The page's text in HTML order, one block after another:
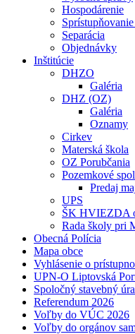
Hospodárenie
Separácia
Objednávky
Inštitúcie
DHZO
Galéria
DHZ (OZ)
Galéria
Oznamy
Cirkev
Materská škola
OZ Porubčania
Pozemkové
Predaj
UPS
ŠK HVIEZDA
Rada školy pri
Obecná Polícia
Mapa obce
Vyhlásenie o
UPN-O Liptovská
Spoločný stavebný
Referendum 2026
Voľby do VÚC 2026
Voľby do orgánov